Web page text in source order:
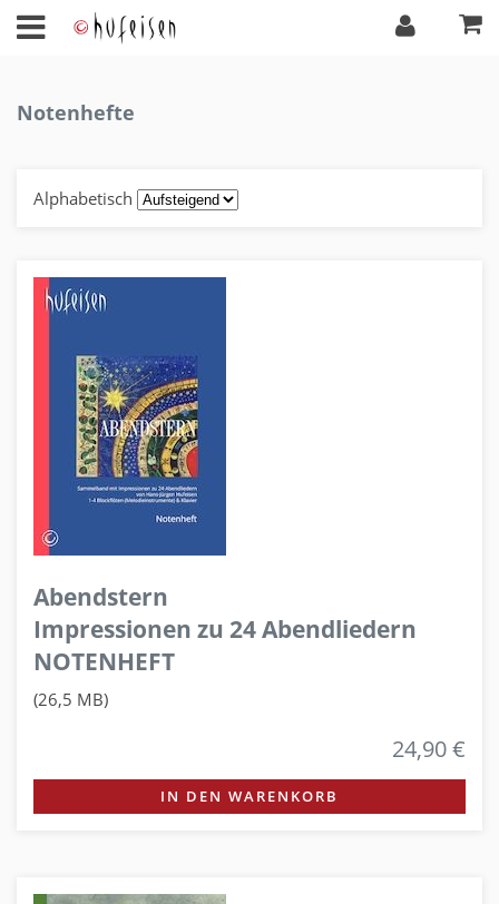
Notenhefte
Alphabetisch
Abendstern
Impressionen zu 24 Abendliedern
NOTENHEFT
(26,5 MB)
24,90 €
IN DEN WARENKORB